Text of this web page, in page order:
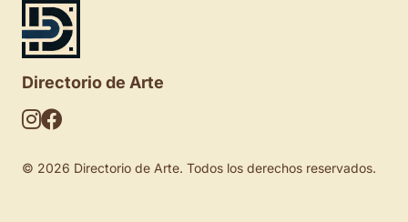
Directorio de Arte
© 2026 Directorio de Arte. Todos los derechos reservados.